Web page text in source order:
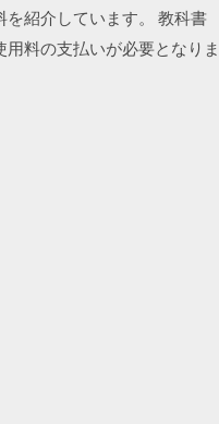
紹介しています。 教科書
料の支払いが必要となりま